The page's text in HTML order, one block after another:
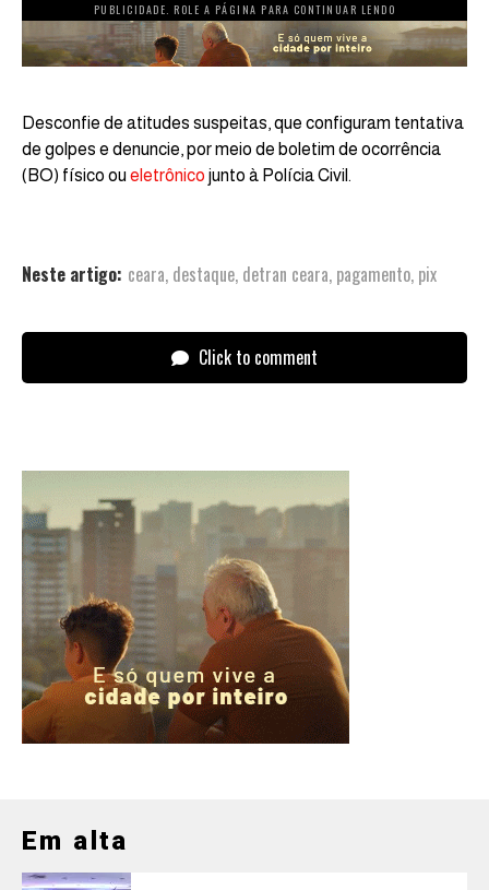
PUBLICIDADE. ROLE A PÁGINA PARA CONTINUAR LENDO
Desconfie de atitudes suspeitas, que configuram tentativa
de golpes e denuncie, por meio de boletim de ocorrência
(BO) físico ou eletrônico junto à Polícia Civil.
Neste artigo: ceara, destaque, detran ceara, pagamento, pix
Click to comment
Em alta